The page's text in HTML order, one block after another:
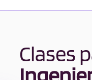
Clases